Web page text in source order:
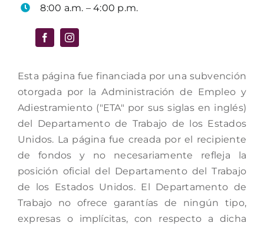
8:00 a.m. – 4:00 p.m.
Esta página fue financiada por una subvención
otorgada por la Administración de Empleo y
Adiestramiento ("ETA" por sus siglas en inglés)
del Departamento de Trabajo de los Estados
Unidos. La página fue creada por el recipiente
de fondos y no necesariamente refleja la
posición oficial del Departamento del Trabajo
de los Estados Unidos. El Departamento de
Trabajo no ofrece garantías de ningún tipo,
expresas o implícitas, con respecto a dicha